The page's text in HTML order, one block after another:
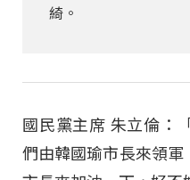
綺。
國民黨主席 朱立倫：
們由韓國瑜市長來領